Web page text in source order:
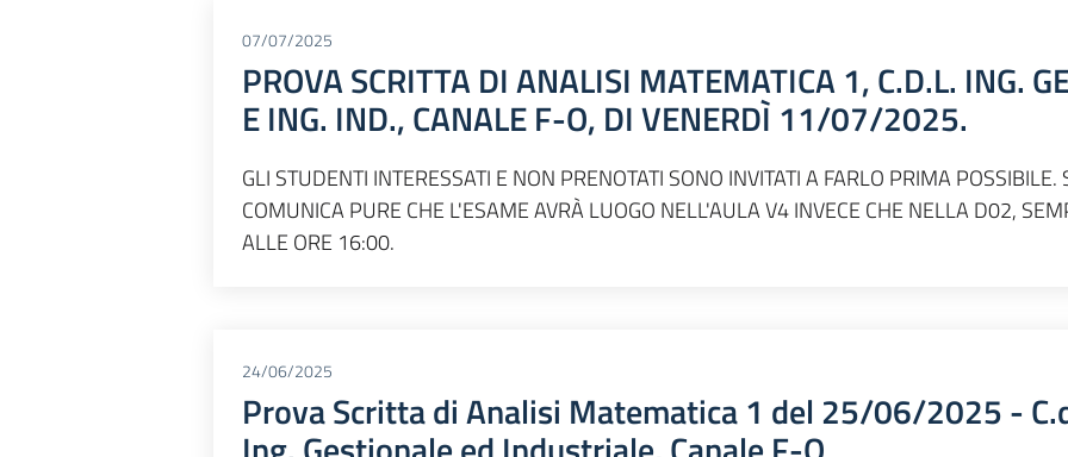
07/07/2025
PROVA SCRITTA DI ANALISI MATEMATICA 1, C.D.L. ING.
E ING. IND., CANALE F-O, DI VENERDÌ 11/07/2025.
GLI STUDENTI INTERESSATI E NON PRENOTATI SONO INVITATI A FARLO PRIMA POSSIBILE.
COMUNICA PURE CHE L'ESAME AVRÀ LUOGO NELL'AULA V4 INVECE CHE NELLA D02,
ALLE ORE 16:00.
24/06/2025
Prova Scritta di Analisi Matematica 1 del 25/06/2025 -